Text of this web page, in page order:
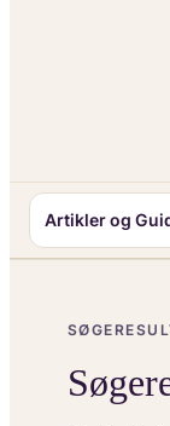
Artikler og